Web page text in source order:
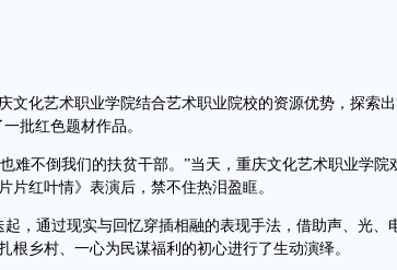
化艺术职业学院结合艺术职业院校的资源优势，探索出
批红色题材作品。
不倒我们的扶贫干部。”当天，重庆文化艺术职业学院
片红叶情》表演后，禁不住热泪盈眶。
通过现实与回忆穿插相融的表现手法，借助声、光、
根乡村、一心为民谋福利的初心进行了生动演绎。